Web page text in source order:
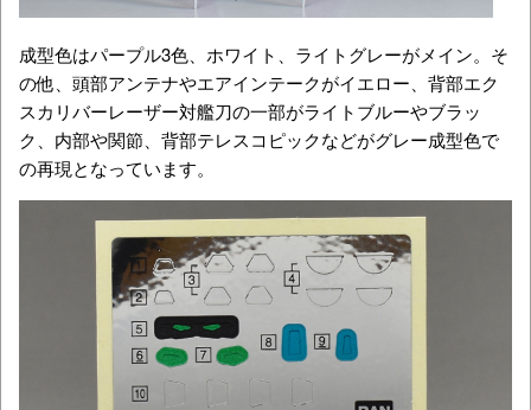
成型色はパープル3色、ホワイト、ライトグレーがメイン。そ
の他、頭部アンテナやエアインテークがイエロー、背部エク
スカリバーレーザー対艦刀の一部がライトブルーやブラッ
ク、内部や関節、背部テレスコピックなどがグレー成型色で
の再現となっています。